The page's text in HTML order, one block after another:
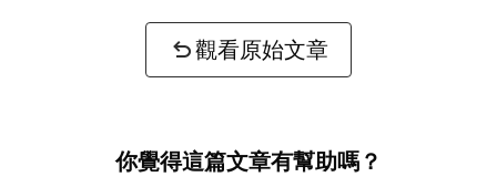
觀看原始文章
你覺得這篇文章有幫助嗎？